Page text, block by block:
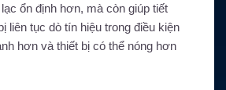
ổn định hơn, mà còn giúp tiết
liên tục dò tín hiệu trong điều kiện
hơn và thiết bị có thể nóng hơn